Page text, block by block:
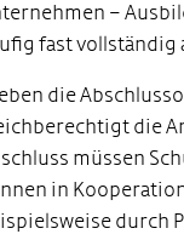
–
fast vollständig
die
die
müssen
in
durch